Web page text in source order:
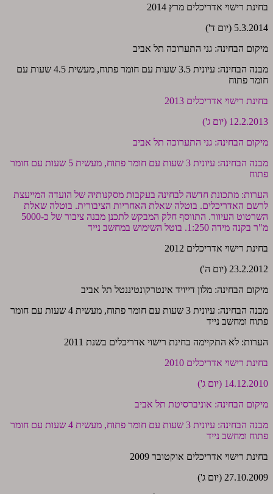
בחינת רישוי אדריכלים מרץ 2014
5.3.2014 (יום ד')
מיקום הבחינה: גני התערוכה תל אביב
מבנה הבחינה: עיונית 3.5 שעות עם חומר פתוח, מעשית 4.5 שעות עם
חומר פתוח
בחינת רישוי אדריכלים 2013
12.2.2013 (יום ג')
מיקום הבחינה: גני התערוכה תל אביב
מבנה הבחינה: עיונית 3 שעות עם חומר פתוח, מעשית 5 שעות עם חומר
פתוח
הערות: מתכונת חדשה לבחינה בעקבות מסקנותיה של הועדה המייעצת
לרשם האדריכלים. בוטלה שאלת האחריות הציבורית. בוטלה שאלת
השרטוט העיוור. התווסף חלק המבקש לתכנן מבנה ציבור של כ-5000
מ"ר בקנה מידה 1:250. בוטל השימוש במחשב נייד
בחינת רישוי אדריכלים 2012
23.2.2012 (יום ה')
מיקום הבחינה: מלון דייויד אינטרקונטיננטל תל אביב
מבנה הבחינה: עיונית 3 שעות עם חומר פתוח, מעשית 4 שעות עם חומר
פתוח ומחשב נייד
הערות: לא התקיימה בחינת רישוי אדריכלים בשנת 2011
בחינת רישוי אדריכלים 2010
14.12.2010 (יום ג')
מיקום הבחינה: אוניברסיטת תל אביב
מבנה הבחינה: עיונית 3 שעות עם חומר פתוח, מעשית 4 שעות עם חומר
פתוח ומחשב נייד
בחינת רישוי אדריכלים אוקטובר 2009
27.10.2009 (יום ג')